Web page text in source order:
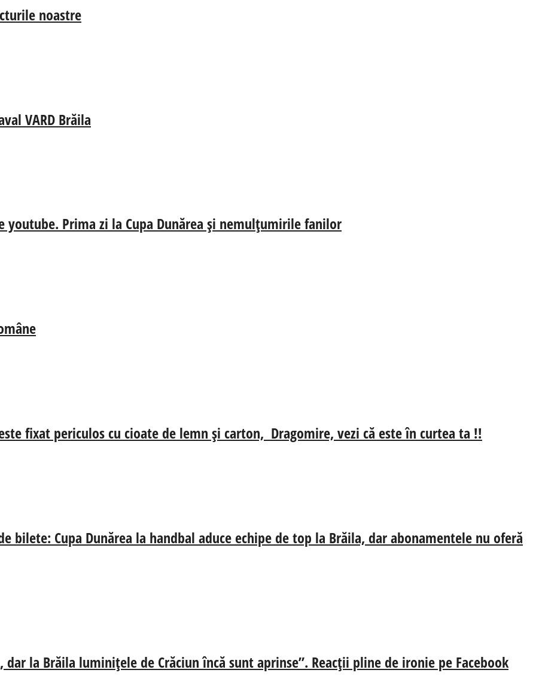
noastre
VARD Brăila
youtube. Prima zi la Cupa Dunărea și nemulțumirile fanilor
fixat periculos cu cioate de lemn și carton, Dragomire, vezi că este în curtea ta !!
bilete: Cupa Dunărea la handbal aduce echipe de top la Brăila, dar abonamentele nu oferă
dar la Brăila luminițele de Crăciun încă sunt aprinse”. Reacții pline de ironie pe Facebook